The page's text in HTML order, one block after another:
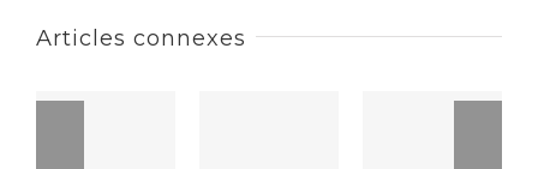
Articles connexes